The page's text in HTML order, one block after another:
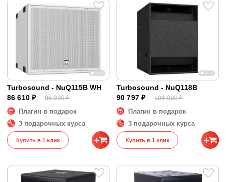
Turbosound - NuQ115B WH
86 610 ₽
96 990 ₽
Плагин в подарок
3 подарочных курса
Купить в 1 клик
Turbosound - NuQ118B
90 797 ₽
104 000 ₽
Плагин в подарок
3 подарочных курса
Купить в 1 клик